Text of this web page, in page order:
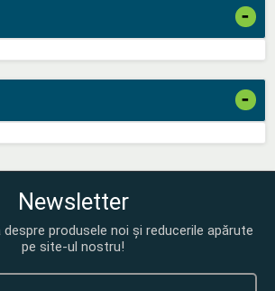
-
-
Newsletter
produsele noi și reducerile apărute
pe site-ul nostru!